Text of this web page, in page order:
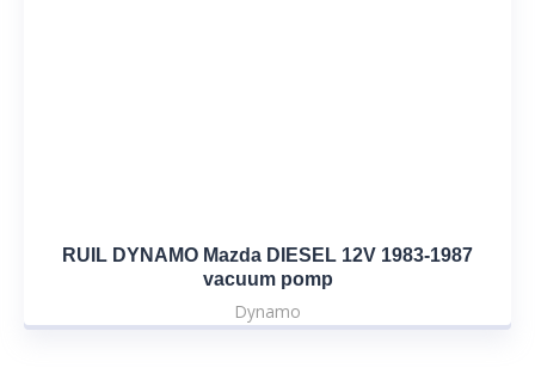
RUIL DYNAMO Mazda DIESEL 12V 1983-1987
vacuum pomp
Dynamo